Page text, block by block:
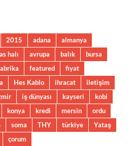
2015 adana
almanya
halı avrupa balık
bursa
featured
fiyat
Hes Kablo ihracat
iletişim
iş dünyası kayseri
kobi
konya kredi mersin
ordu
soma THY türkiye
Yataş
çorum